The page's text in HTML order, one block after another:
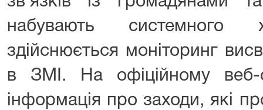
набувають системного
здійснюється моніторинг
в ЗМІ. На офіційному веб-
інформація про заходи, які